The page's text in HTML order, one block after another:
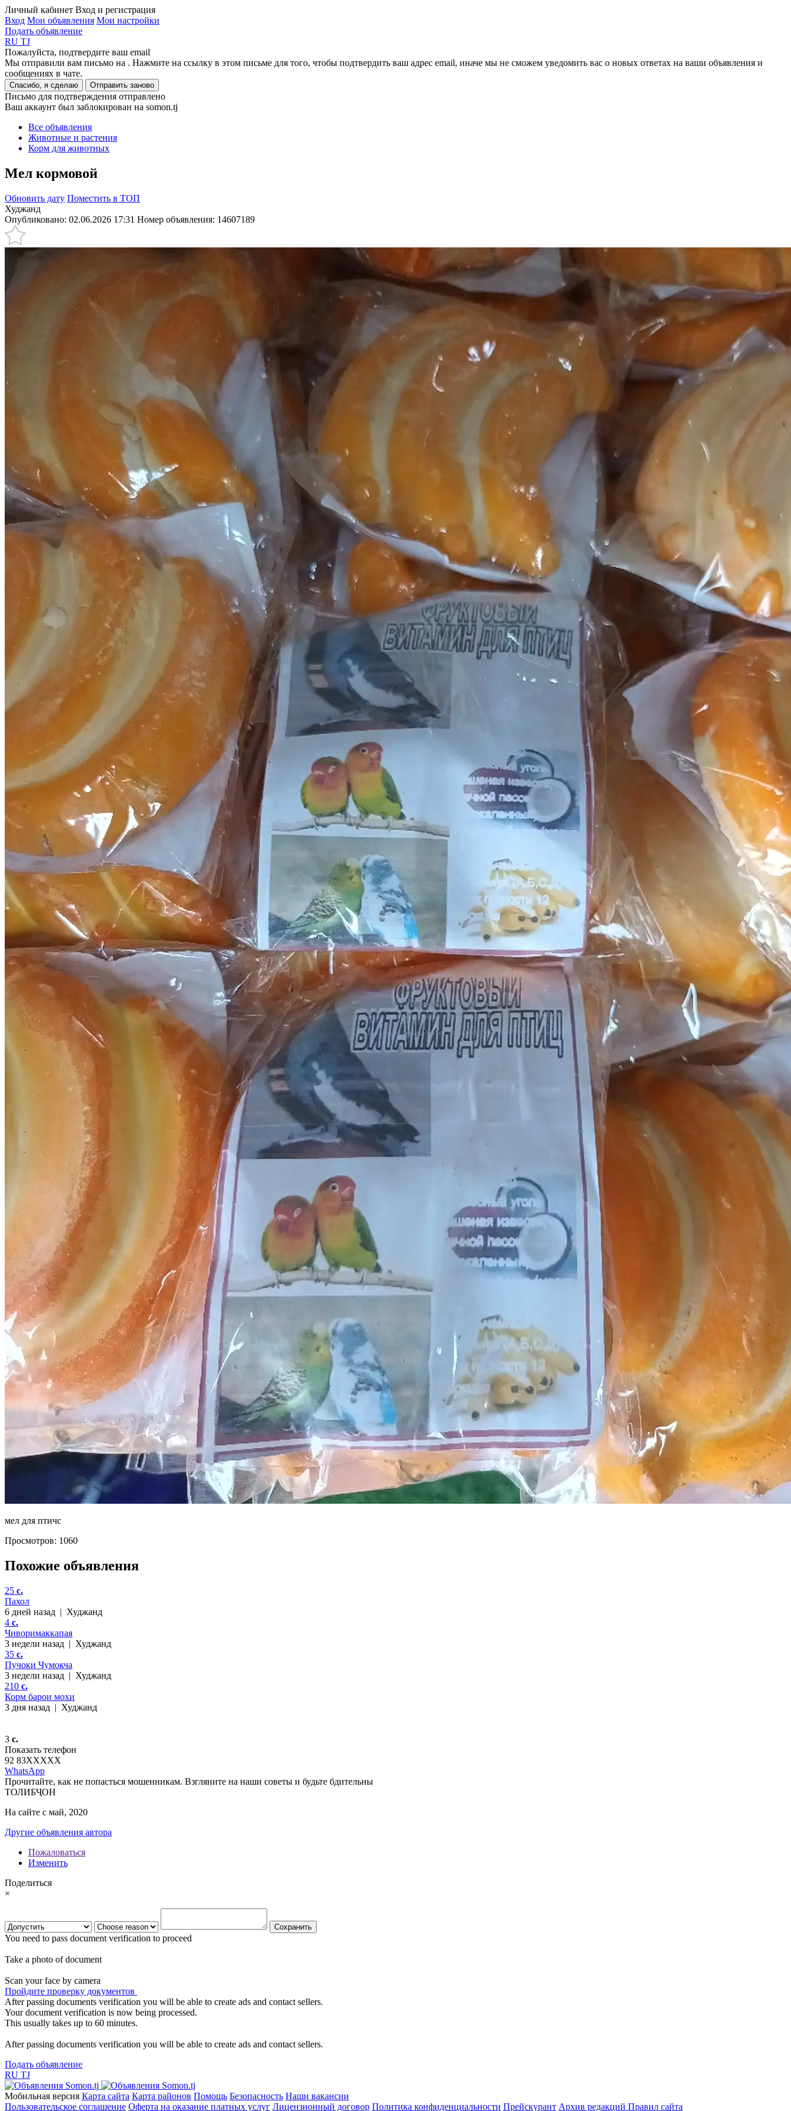
Личный кабинет Вход и регистрация
Вход Мои объявления Мои настройки
Подать объявление
RU TJ
Пожалуйста, подтвердите ваш email
Мы отправили вам письмо на . Нажмите на ссылку в этом письме для того, чтобы подтвердить ваш адрес email, иначе мы не сможем уведомить вас о новых ответах на ваши объявления и
сообщениях в чате.
Спасибо, я сделаю Отправить заново
Письмо для подтверждения отправлено
Ваш аккаунт был заблокирован на somon.tj
Все объявления
Животные и растения
Корм для животных
Мел кормовой
Обновить дату Поместить в ТОП
Худжанд
Опубликовано: 02.06.2026 17:31 Номер объявления: 14607189
мел для птичс
Просмотров: 1060
Похожие объявления
25 c.
Пахол
6 дней назад | Худжанд
4 c.
Чиворимаккапая
3 недели назад | Худжанд
35 c.
Пучоки Чумокча
3 недели назад | Худжанд
210 c.
Корм барои мохи
3 дня назад | Худжанд
3 c.
Показать телефон
92 83XXXXX
WhatsApp
Прочитайте, как не попасться мошенникам. Взгляните на наши советы и будьте бдительны
ТОЛИБҶОН
На сайте с май, 2020
Другие объявления автора
Пожаловаться
Изменить
Поделиться
×
You need to pass document verification to proceed
Take a photo of document
Scan your face by camera
Пройдите проверку документов
After passing documents verification you will be able to create ads and contact sellers.
Your document verification is now being processed.
This usually takes up to 60 minutes.
After passing documents verification you will be able to create ads and contact sellers.
Подать объявление
RU TJ
Мобильная версия Карта сайта Карта районов Помощь Безопасность Наши вакансии
Пользовательское соглашение Оферта на оказание платных услуг Лицензионный договор Политика конфиденциальности Прейскурант Архив редакций Правил сайта